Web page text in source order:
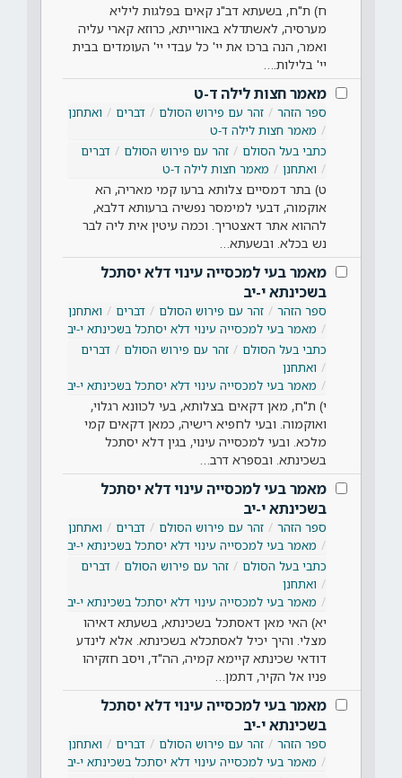
ח) ת"ח, בשעתא דב"נ קאים בפלגות ליליא
מערסיה, לאשתדלא באורייתא, כרוזא קארי עליה
ואמר, הנה ברכו את יי' כל עבדי יי' העומדים בבית
יי' בלילות.…
מאמר חצות לילה ד-ט
ספר הזהר זהר עם פירוש הסולם דברים
ואתחנן
מאמר חצות לילה ד-ט
כתבי בעל הסולם
זהר עם פירוש הסולם
דברים
ואתחנן
מאמר חצות לילה ד-ט
ט) בתר דמסיים צלותא ברעו קמי מאריה, הא
אוקמוה, דבעי למימסר נפשיה ברעותא דלבא,
לההוא אתר דאצטריך. וכמה עיטין אית ליה לבר
נש בכלא. ובשעתא…
מאמר בעי למכסייה עינוי דלא יסתכל
בשכינתא י-יב
ספר הזהר זהר עם פירוש הסולם דברים
ואתחנן
מאמר בעי למכסייה עינוי דלא יסתכל בשכינתא י-יב
כתבי בעל הסולם
זהר עם פירוש הסולם
דברים
ואתחנן
מאמר בעי למכסייה עינוי דלא יסתכל בשכינתא י-יב
י) ת"ח, מאן דקאים בצלותא, בעי לכוונא רגלוי,
ואוקמוה. ובעי לחפיא רישיה, כמאן דקאים קמי
מלכא. ובעי למכסייה עינוי, בגין דלא יסתכל
בשכינתא. ובספרא דרב…
מאמר בעי למכסייה עינוי דלא יסתכל
בשכינתא י-יב
ספר הזהר זהר עם פירוש הסולם דברים
ואתחנן
מאמר בעי למכסייה עינוי דלא יסתכל בשכינתא י-יב
כתבי בעל הסולם
זהר עם פירוש הסולם
דברים
ואתחנן
מאמר בעי למכסייה עינוי דלא יסתכל בשכינתא י-יב
יא) האי מאן דאסתכל בשכינתא, בשעתא דאיהו
מצלי. והיך יכיל לאסתכלא בשכינתא. אלא לינדע
דודאי שכינתא קיימא קמיה, הה"ד, ויסב חזקיהו
פניו אל הקיר, דתמן…
מאמר בעי למכסייה עינוי דלא יסתכל
בשכינתא י-יב
ספר הזהר זהר עם פירוש הסולם דברים
ואתחנן
מאמר בעי למכסייה עינוי דלא יסתכל בשכינתא י-יב